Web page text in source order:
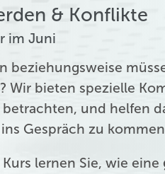
& Konflikte
im Juni
beziehungsweise
Wir bieten spezielle
und helfen
Gespräch zu
lernen Sie, wie eine